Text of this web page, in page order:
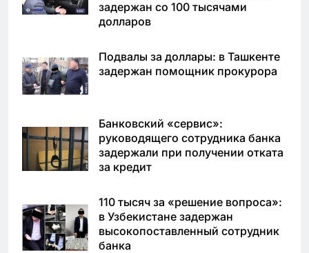
задержан со 100 тысячами
долларов
Подвалы за доллары: в Ташкенте
задержан помощник прокурора
Банковский «сервис»:
руководящего сотрудника банка
задержали при получении отката
за кредит
110 тысяч за «решение вопроса»:
в Узбекистане задержан
высокопоставленный сотрудник
банка